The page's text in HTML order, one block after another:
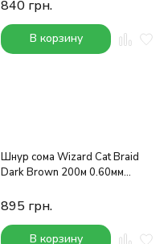
840 грн.
В корзину
Шнур сома Wizard Cat Braid
Dark Brown 200м 0.60мм
895 грн.
В корзину